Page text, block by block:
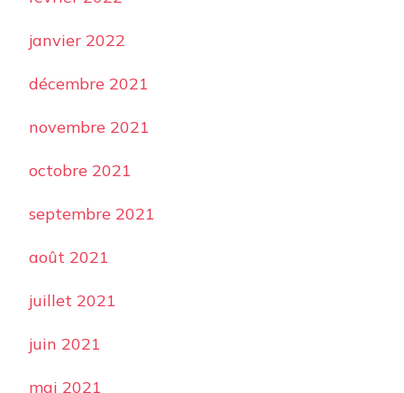
janvier 2022
décembre 2021
novembre 2021
octobre 2021
septembre 2021
août 2021
juillet 2021
juin 2021
mai 2021